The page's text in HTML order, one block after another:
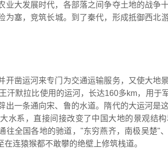
业大发展时代，各部落之间争夺土地的战争
为塞，竞筑长城。到了秦代，形成抵御西北
开凿运河来专门为交通运输服务，又使大地
汗默拉比使用的运河，长达160多km，用于
出一条通向宋、鲁的水道。隋代的大运河是
水系，直接间接改变了中国大地的景观结
往全国各地的驰道，"东穷燕齐，南极吴楚"
连猿猴都不敢攀的绝壁上修筑栈道。